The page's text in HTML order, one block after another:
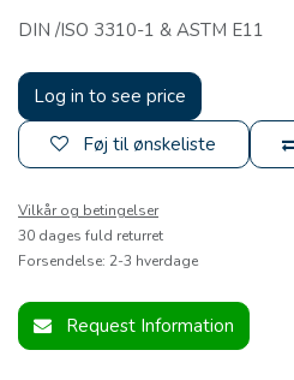
DIN /ISO 3310-1 & ASTM E11
Log in to see price
Føj til ønskeliste
Vilkår og betingelser
30 dages fuld returret
Forsendelse: 2-3 hverdage
Request Information